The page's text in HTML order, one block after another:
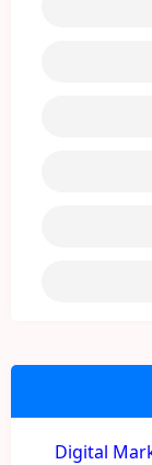
Digital